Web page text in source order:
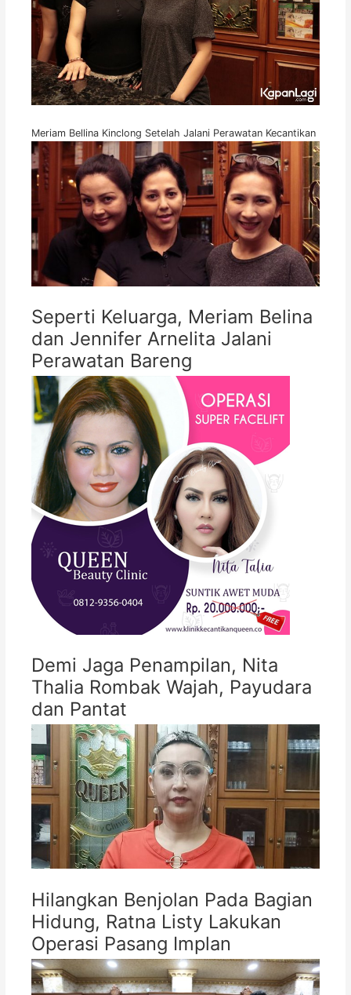
Meriam Bellina Kinclong Setelah Jalani Perawatan Kecantikan
Seperti Keluarga, Meriam Belina
dan Jennifer Arnelita Jalani
Perawatan Bareng
Demi Jaga Penampilan, Nita
Thalia Rombak Wajah, Payudara
dan Pantat
Hilangkan Benjolan Pada Bagian
Hidung, Ratna Listy Lakukan
Operasi Pasang Implan